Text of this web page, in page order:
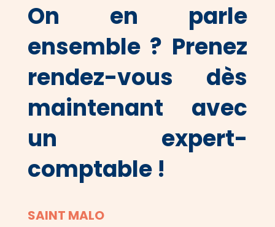
On en parle
ensemble ? Prenez
rendez-vous dès
maintenant avec
un expert-
comptable !
SAINT MALO